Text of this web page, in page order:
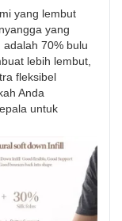
yang lembut
yang
70% bulu
lebih lembut,
fleksibel
Anda
untuk